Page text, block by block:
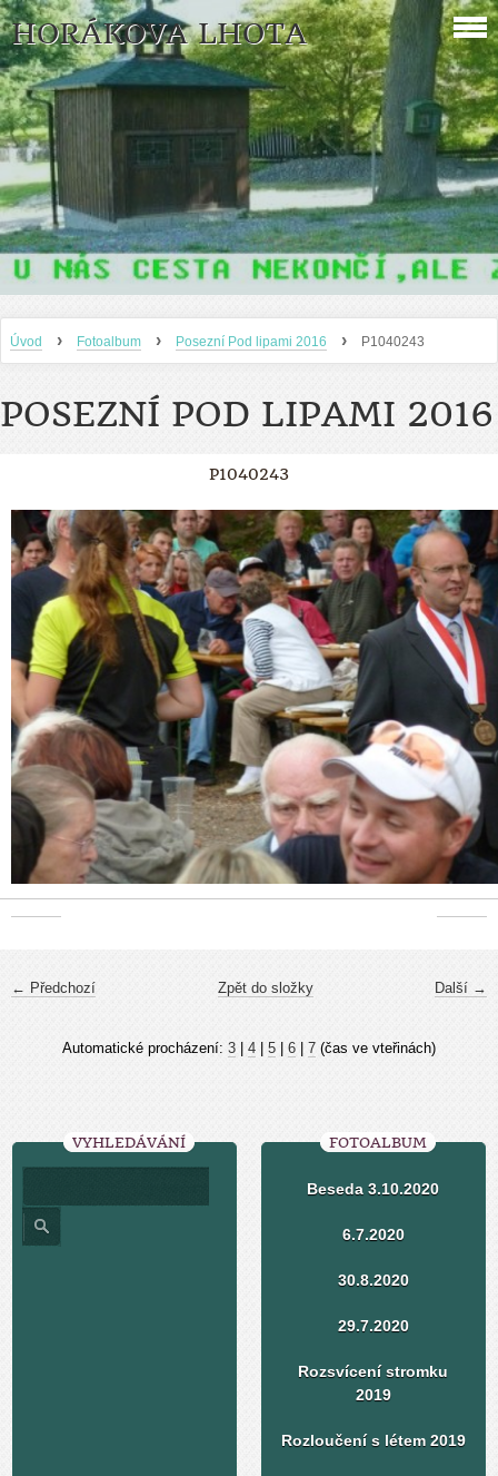
HORÁKOVA LHOTA
Úvod › Fotoalbum › Posezní Pod lipami 2016 › P1040243
POSEZNÍ POD LIPAMI 2016
P1040243
← Předchozí Další →
Zpět do složky
Automatické procházení: 3 4 5 6 7 (čas ve vteřinách)
VYHLEDÁVÁNÍ FOTOALBUM
Beseda 3.10.2020
6.7.2020
30.8.2020
29.7.2020
Rozsvícení stromku
2019
Rozloučení s létem 2019